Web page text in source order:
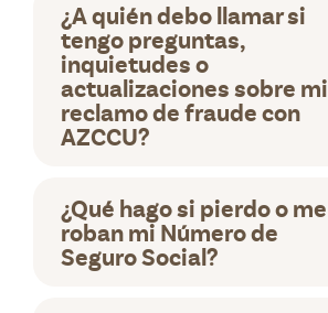
¿A quién debo llamar si
tengo preguntas,
inquietudes o
actualizaciones sobre mi
reclamo de fraude con
AZCCU?
¿Qué hago si pierdo o me
roban mi Número de
Seguro Social?